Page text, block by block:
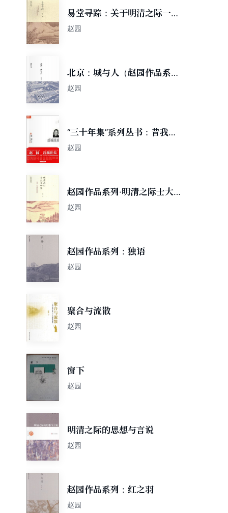
易堂寻踪：关于明清之际一个
士人群体的叙述（赵园作品系
赵园
北京：城与人（赵园作品系
列）
赵园
“三十年集”系列丛书：昔我往
矣
赵园
赵园作品系列·明清之际士大夫
研究：作为一种现象的遗民
赵园
赵园作品系列：独语
赵园
聚合与流散
赵园
窗下
赵园
明清之际的思想与言说
赵园
赵园作品系列：红之羽
赵园